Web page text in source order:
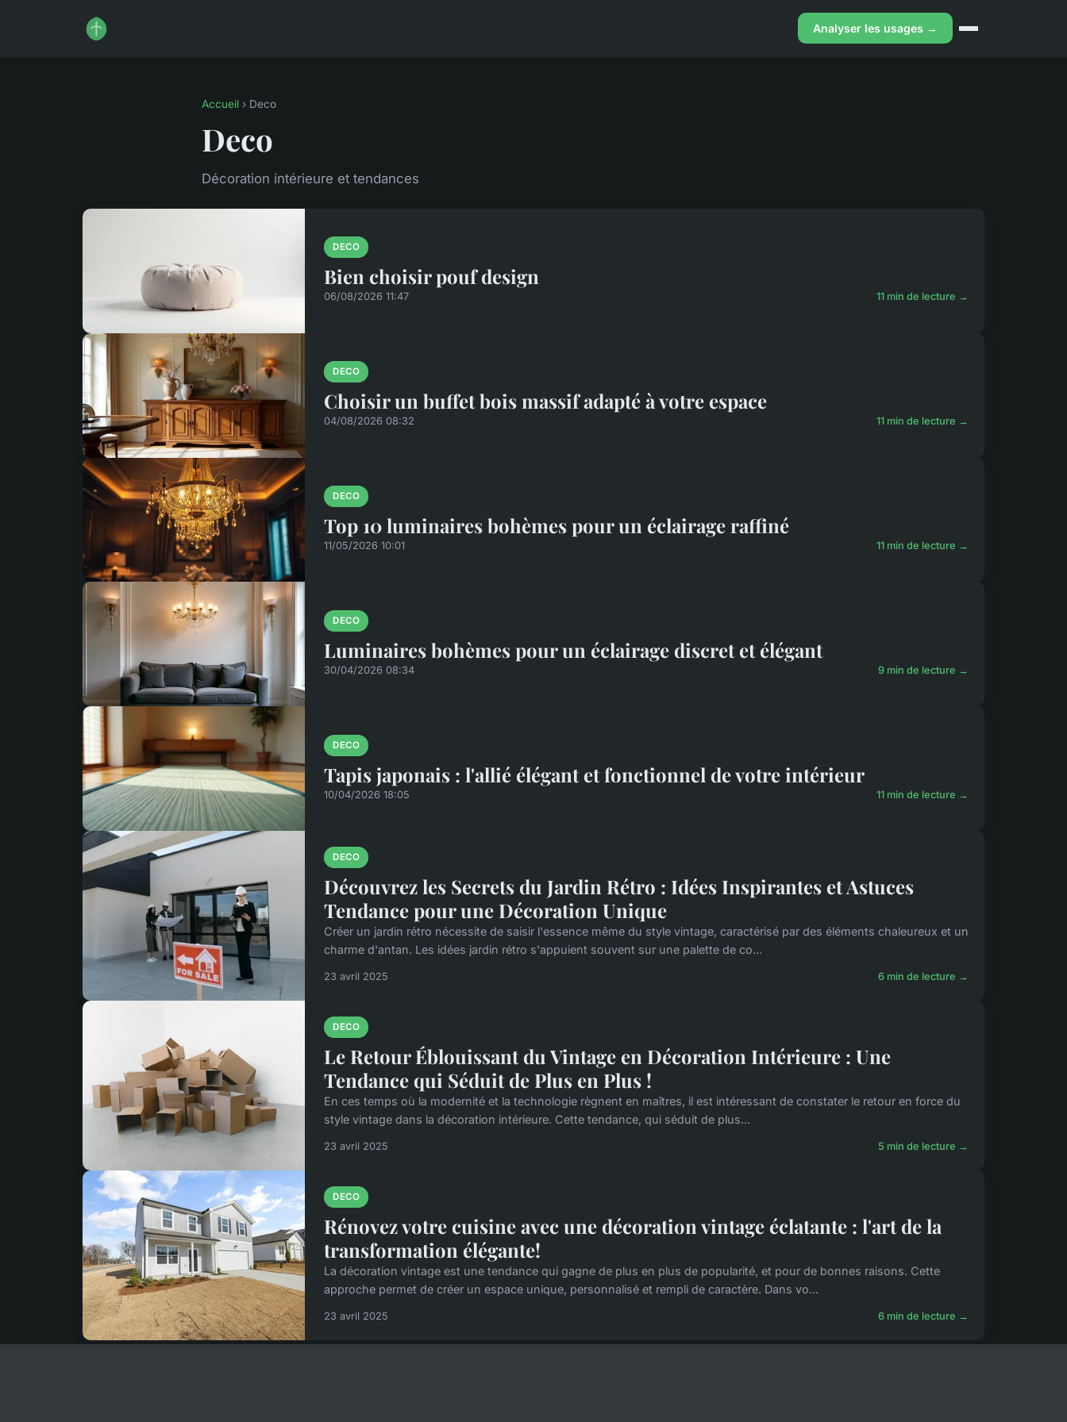
Analyser les usages →
Accueil › Deco
Deco
Décoration intérieure et tendances
DECO
Bien choisir pouf design
06/08/2026 11:47 11 min de lecture →
DECO
Choisir un buffet bois massif adapté à votre espace
04/08/2026 08:32 11 min de lecture →
DECO
Top 10 luminaires bohèmes pour un éclairage raffiné
11/05/2026 10:01 11 min de lecture →
DECO
Luminaires bohèmes pour un éclairage discret et élégant
30/04/2026 08:34 9 min de lecture →
DECO
Tapis japonais : l'allié élégant et fonctionnel de votre intérieur
10/04/2026 18:05 11 min de lecture →
DECO
Découvrez les Secrets du Jardin Rétro : Idées Inspirantes et Astuces
Tendance pour une Décoration Unique
Créer un jardin rétro nécessite de saisir l'essence même du style vintage, caractérisé par des éléments chaleureux et un
charme d'antan. Les idées jardin rétro s'appuient souvent sur une palette de co...
23 avril 2025 6 min de lecture →
DECO
Le Retour Éblouissant du Vintage en Décoration Intérieure : Une
Tendance qui Séduit de Plus en Plus !
En ces temps où la modernité et la technologie règnent en maîtres, il est intéressant de constater le retour en force du
style vintage dans la décoration intérieure. Cette tendance, qui séduit de plus...
23 avril 2025 5 min de lecture →
DECO
Rénovez votre cuisine avec une décoration vintage éclatante : l'art de la
transformation élégante!
La décoration vintage est une tendance qui gagne de plus en plus de popularité, et pour de bonnes raisons. Cette
approche permet de créer un espace unique, personnalisé et rempli de caractère. Dans vo...
23 avril 2025 6 min de lecture →